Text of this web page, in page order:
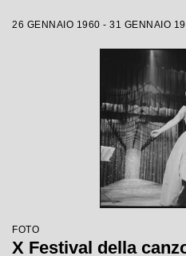
26 GENNAIO 1960 - 31 GENNAIO
FOTO
X Festival della